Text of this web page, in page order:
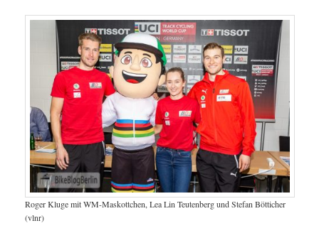
Roger Kluge mit WM-Maskottchen, Lea Lin Teutenberg und Stefan Bötticher
(vlnr)